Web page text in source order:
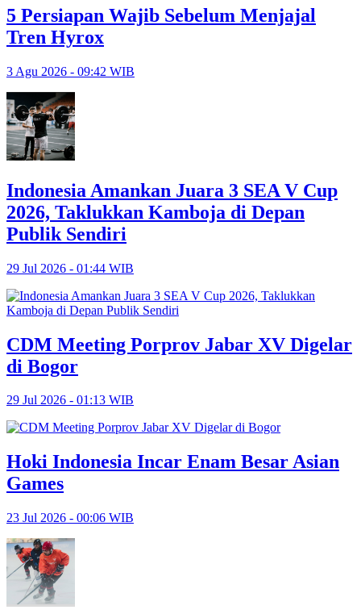
5 Persiapan Wajib Sebelum Menjajal
Tren Hyrox
3 Agu 2026 - 09:42 WIB
Indonesia Amankan Juara 3 SEA V Cup
2026, Taklukkan Kamboja di Depan
Publik Sendiri
29 Jul 2026 - 01:44 WIB
CDM Meeting Porprov Jabar XV Digelar
di Bogor
29 Jul 2026 - 01:13 WIB
Hoki Indonesia Incar Enam Besar Asian
Games
23 Jul 2026 - 00:06 WIB